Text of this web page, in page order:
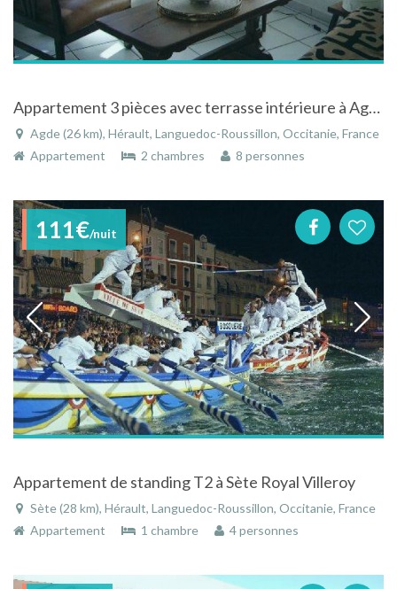
Appartement 3 pièces avec terrasse intérieure à Agde à 4 km de la mer
Agde (26 km), Hérault, Languedoc-Roussillon, Occitanie, France
Appartement
2 chambres 8 personnes
111€/nuit
Appartement de standing T2 à Sète Royal Villeroy
Sète (28 km), Hérault, Languedoc-Roussillon, Occitanie, France
Appartement
1 chambre 4 personnes